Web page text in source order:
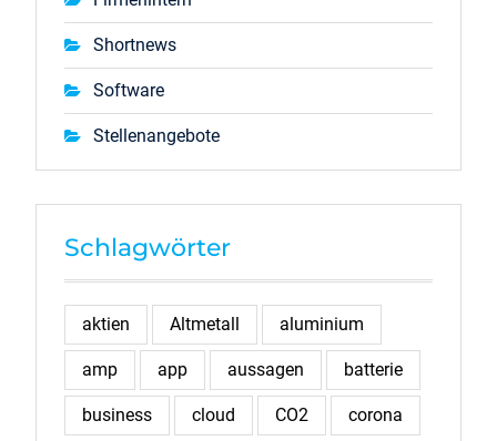
Shortnews
Software
Stellenangebote
Schlagwörter
aktien Altmetall aluminium
amp app aussagen batterie
business cloud CO2 corona